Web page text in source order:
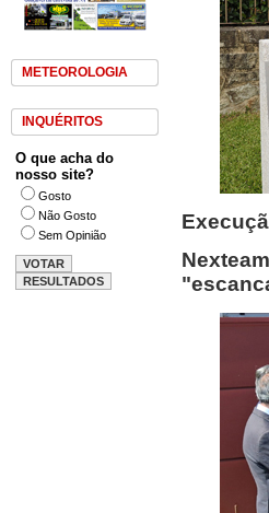
METEOROLOGIA
INQUÉRITOS
O que acha do
nosso site?
Gosto
Não Gosto
Sem Opinião